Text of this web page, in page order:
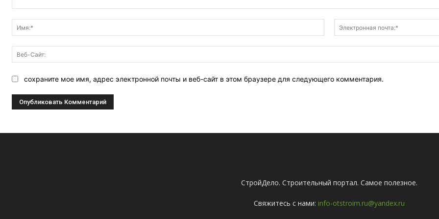
Имя:*
сохраните мое имя, адрес электронной почты и веб-сайт в этом браузере для следующего комментария.
СтройДело. Строительный портал. Самое полезное.
Свяжитесь с нами: info-otstroim.ru@yandex.ru